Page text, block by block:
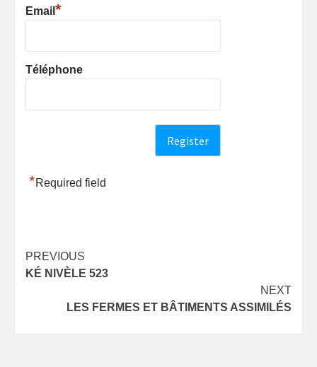
Email *
Téléphone
*Required field
Post
navigation
PREVIOUS
KÉ NIVÈLE 523
NEXT
LES FERMES ET BÂTIMENTS ASSIMILÉS